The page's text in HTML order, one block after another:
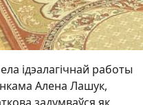
ідэалагічнай работы
Алена Лашук,